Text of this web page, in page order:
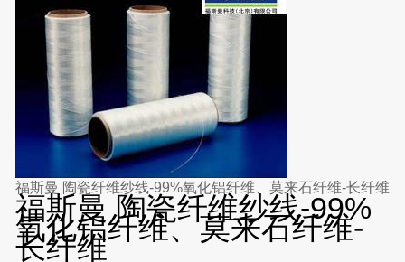
福斯曼 陶瓷纤维纱线-99%氧化铝纤维、莫来石纤维-长纤维
福斯曼 陶瓷纤维纱线-99%
氧化铝纤维、莫来石纤维-
长纤维